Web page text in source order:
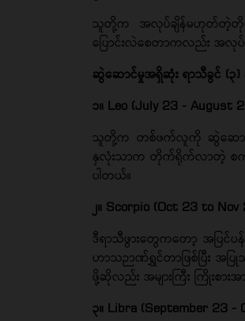
သူတို့က အလုပ်ချိန်မဟုတ်တဲ့တိုင်
ပြောင်းလဲစေတာကလည်း အ
ဆွဲဆောင်မှုအရှိဆုံး ရာသီခွင် (၃)
၁။ Leo (July 23 - August
သူတို့က တစ်ဖက်လူကို ဆွဲဆောင်
နှလုံးသာက တိုက်ရိုက်လာတဲ့ စကာ
ပါတယ်။
၂။ Scorpio (Oct 23 to Nov
ဒီရာသီဖွားတွေကတော့ အပြ
ဟာသဉာဏ်ရွှင်တာဖြစ်ပြီး အ
ဖို့ဆိုလည်း အများကြီး ကြိုးစ
၃။ Libra (September 23 -